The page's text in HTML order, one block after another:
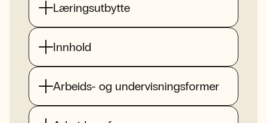
Læringsutbytte
Innhold
Arbeids- og undervisningsformer